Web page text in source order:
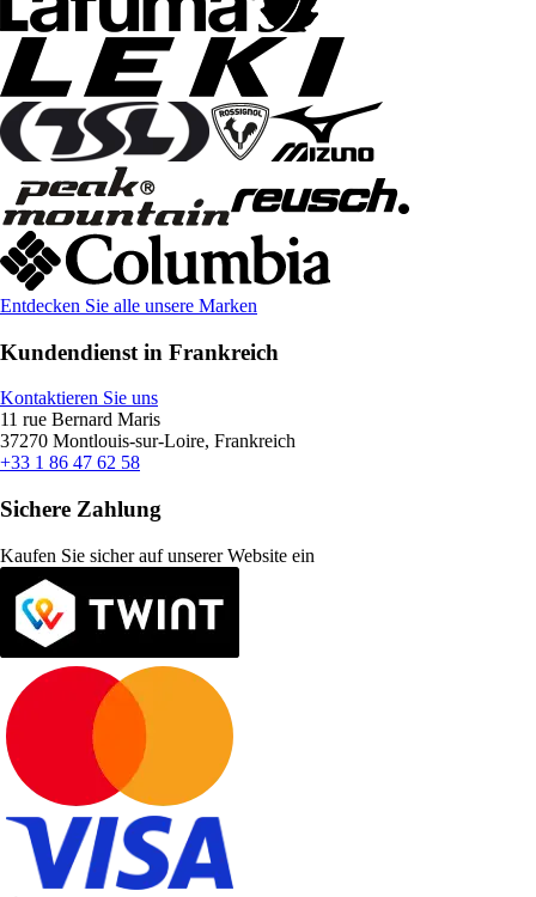
Entdecken Sie alle unsere Marken
Kundendienst in Frankreich
Kontaktieren Sie uns
11 rue Bernard Maris
37270 Montlouis-sur-Loire, Frankreich
+33 1 86 47 62 58
Sichere Zahlung
Kaufen Sie sicher auf unserer Website ein